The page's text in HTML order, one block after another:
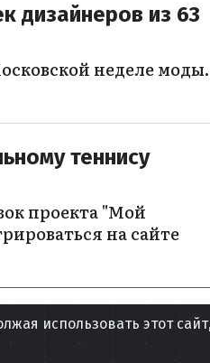
дизайнеров из 63
неделе моды.
теннису
проекта "Мой
на сайте
использовать этот